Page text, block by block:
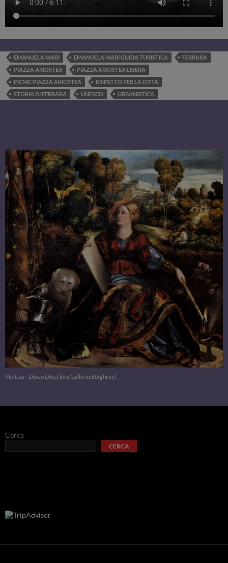
EMANUELA MARI EMANUELA MARI GUIDA TURISTICA
FERRARA
PIAZZA ARIOSTEA
PIAZZA ARIOSTEA LIBERA
PICNIC PIAZZA ARIOSTEA
RISPETTO PER LA CITTÀ
STORIA DI FERRARA
UNESCO URBANISTICA
Melissa - Dosso Dossi (ora Galleria Borghese)
Cerca
CERCA